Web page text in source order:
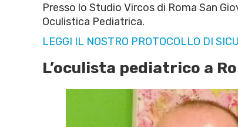
Presso lo Studio Vircos di Roma San
Oculistica Pediatrica.
LEGGI IL NOSTRO PROTOCOLLO DI
L’oculista pediatrico a